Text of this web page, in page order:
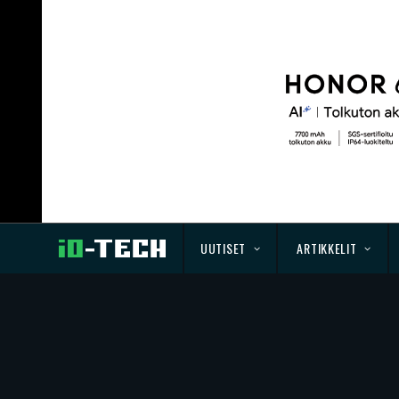
UUTISET ARTIKKELIT